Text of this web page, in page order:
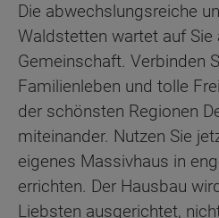
Die abwechslungsreiche
Waldstetten wartet auf Sie
Gemeinschaft. Verbinden
Familienleben und tolle
der schönsten Regionen
miteinander. Nutzen Sie
eigenes Massivhaus in
errichten. Der Hausbau
Liebsten ausgerichtet,